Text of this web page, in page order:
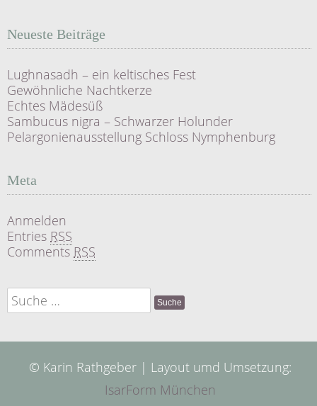
Neueste Beiträge
Lughnasadh – ein keltisches Fest
Gewöhnliche Nachtkerze
Echtes Mädesüß
Sambucus nigra – Schwarzer Holunder
Pelargonienausstellung Schloss Nymphenburg
Meta
Anmelden
Entries RSS
Comments RSS
Suche
nach:
© Karin Rathgeber | Layout umd Umsetzung:
IsarForm München